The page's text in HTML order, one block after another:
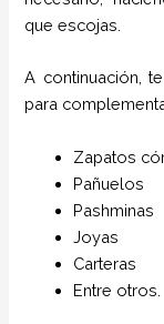
que escojas.
A continuación,
para
Zapatos
Pañuelos
Pashminas
Joyas
Carteras
Entre otros.